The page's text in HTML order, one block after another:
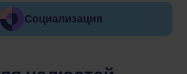
Социализация